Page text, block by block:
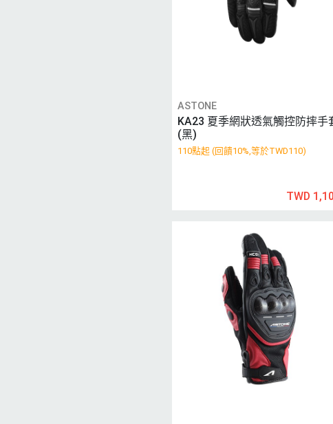
ASTONE
KA23 夏季網狀透氣觸控防摔手
(黑)
110點起 (回饋10%,等於TWD110)
TWD